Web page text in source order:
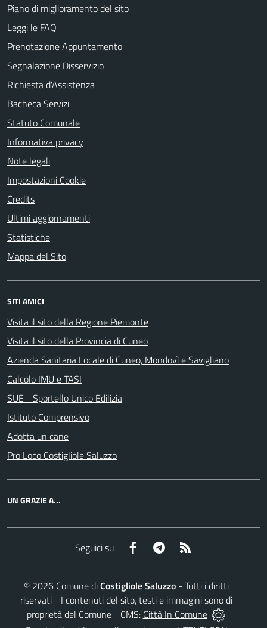
Piano di miglioramento del sito
Leggi le FAQ
Prenotazione Appuntamento
Segnalazione Disservizio
Richiesta d'Assistenza
Bacheca Servizi
Statuto Comunale
Informativa privacy
Note legali
Impostazioni Cookie
Credits
Ultimi aggiornamenti
Statistiche
Mappa del Sito
SITI AMICI
Visita il sito della Regione Piemonte
Visita il sito della Provincia di Cuneo
Azienda Sanitaria Locale di Cuneo, Mondovì e Savigliano
Calcolo IMU e TASI
SUE - Sportello Unico Edilizia
Istituto Comprensivo
Adotta un cane
Pro Loco Costigliole Saluzzo
UN GRAZIE A...
Seguici su Facebook Telegram
© 2026 Comune diCostigliole Saluzzo - Tutti i diritti
riservati - I contenuti del sito, testi e immagini sono di
proprietà del Comune - CMS: Città In Comune